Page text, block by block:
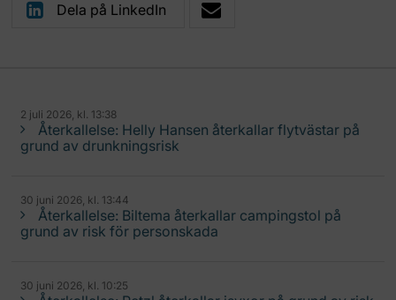
Dela på LinkedIn
2 juli 2026, kl. 13:38
Återkallelse: Helly Hansen återkallar flytvästar på
grund av drunkningsrisk
30 juni 2026, kl. 13:44
Återkallelse: Biltema återkallar campingstol på
grund av risk för personskada
30 juni 2026, kl. 10:25